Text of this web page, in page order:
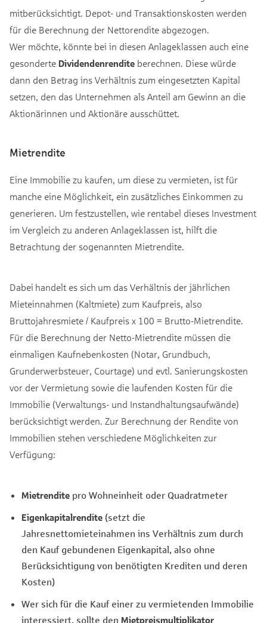
mitberücksichtigt. Depot- und Transaktionskosten werden
für die Berechnung der Nettorendite abgezogen.
Wer möchte, könnte bei in diesen Anlageklassen auch eine
gesonderte Dividendenrendite berechnen. Diese würde
dann den Betrag ins Verhältnis zum eingesetzten Kapital
setzen, den das Unternehmen als Anteil am Gewinn an die
Aktionärinnen und Aktionäre ausschüttet.
Mietrendite
Eine Immobilie zu kaufen, um diese zu vermieten, ist für
manche eine Möglichkeit, ein zusätzliches Einkommen zu
generieren. Um festzustellen, wie rentabel dieses Investment
im Vergleich zu anderen Anlageklassen ist, hilft die
Betrachtung der sogenannten Mietrendite.
Dabei handelt es sich um das Verhältnis der jährlichen
Mieteinnahmen (Kaltmiete) zum Kaufpreis, also
Bruttojahresmiete / Kaufpreis x 100 = Brutto-Mietrendite.
Für die Berechnung der Netto-Mietrendite müssen die
einmaligen Kaufnebenkosten (Notar, Grundbuch,
Grunderwerbsteuer, Courtage) und evtl. Sanierungskosten
vor der Vermietung sowie die laufenden Kosten für die
Immobilie (Verwaltungs- und Instandhaltungsaufwände)
berücksichtigt werden. Zur Berechnung der Rendite von
Immobilien stehen verschiedene Möglichkeiten zur
Verfügung:
Mietrendite pro Wohneinheit oder Quadratmeter
Eigenkapitalrendite (setzt die
Jahresnettomieteinahmen ins Verhältnis zum durch
den Kauf gebundenen Eigenkapital, also ohne
Berücksichtigung von benötigten Krediten und deren
Kosten)
Wer sich für die Kauf einer zu vermietenden Immobilie
interessiert, sollte den Mietpreismultiplikator